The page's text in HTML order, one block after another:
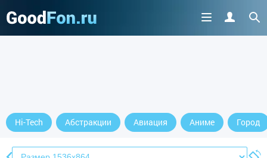
Hi-Tech Абстракции Авиация Аниме Город